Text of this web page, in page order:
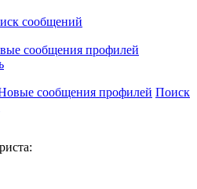
сообщений
сообщения профилей
сообщения профилей Поиск